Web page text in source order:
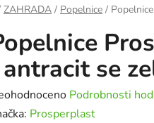
ZAHRADA / Popelnice /
se
Podrobnosti
Prosperplast